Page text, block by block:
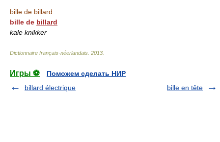
bille de billard
bille de billard
kale knikker
Dictionnaire français-néerlandais 2013
Игры ⚽
Поможем сделать НИР
billard électrique
bille en tête